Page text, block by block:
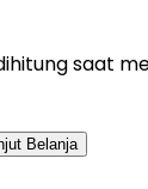
saat
Belanja